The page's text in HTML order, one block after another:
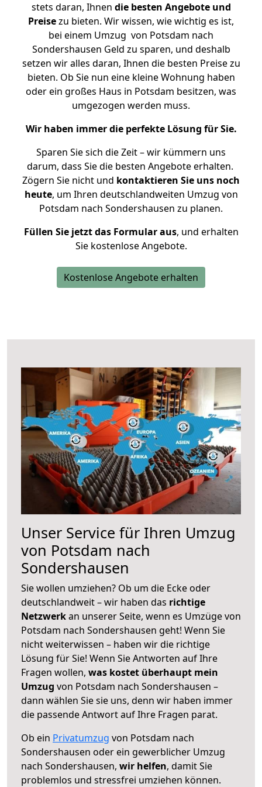
stets daran, Ihnen die besten Angebote und
Preisezu bieten. Wir wissen, wie wichtig es ist,
bei einem Umzug von Potsdam nach
Sondershausen Geld zu sparen, und deshalb
setzen wir alles daran, Ihnen die besten Preise zu
bieten. Ob Sie nun eine kleine Wohnung haben
oder ein großes Haus in Potsdam besitzen, was
umgezogen werden muss.
Wir haben immer die perfekte Lösung für Sie.
Sparen Sie sich die Zeit – wir kümmern uns
darum, dass Sie die besten Angebote erhalten.
Zögern Sie nicht und kontaktieren Sie uns noch
heute, um Ihren deutschlandweiten Umzug von
Potsdam nach Sondershausen zu planen.
Füllen Sie jetzt das Formular aus, und erhalten
Sie kostenlose Angebote.
Kostenlose Angebote erhalten
Unser Service für Ihren Umzug
von Potsdam nach
Sondershausen
Sie wollen umziehen? Ob um die Ecke oder
deutschlandweit – wir haben das richtige
Netzwerkan unserer Seite, wenn es Umzüge von
Potsdam nach Sondershausen geht! Wenn Sie
nicht weiterwissen – haben wir die richtige
Lösung für Sie! Wenn Sie Antworten auf Ihre
Fragen wollen, was kostet überhaupt mein
Umzug von Potsdam nach Sondershausen –
dann wählen Sie sie uns, denn wir haben immer
die passende Antwort auf Ihre Fragen parat.
Ob ein Privatumzug von Potsdam nach
Sondershausen oder ein gewerblicher Umzug
nach Sondershausen, wir helfen, damit Sie
problemlos und stressfrei umziehen können.